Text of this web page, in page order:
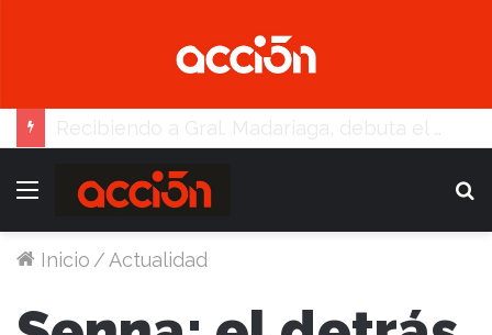
Menú
Inicio /Actualidad